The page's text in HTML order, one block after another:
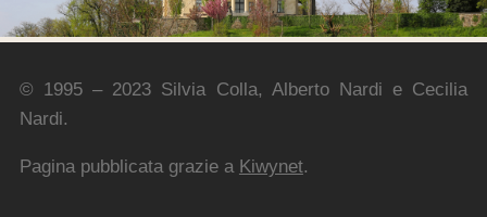
© 1995 – 2023 Silvia Colla, Alberto Nardi e Cecilia
Nardi.
Pagina pubblicata grazie a Kiwynet.